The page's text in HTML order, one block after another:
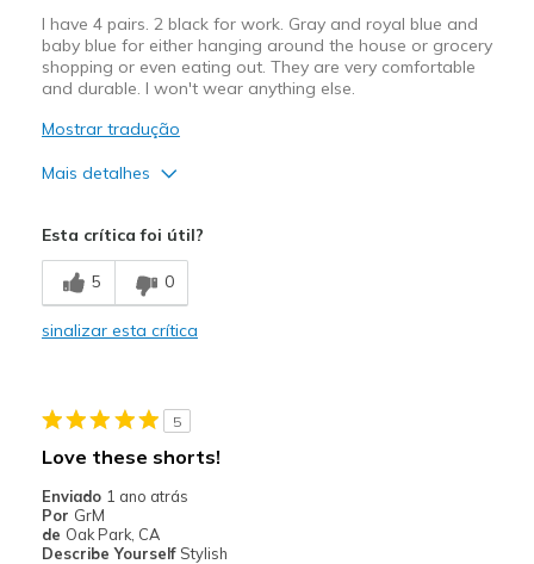
I have 4 pairs. 2 black for work. Gray and royal blue and
baby blue for either hanging around the house or grocery
shopping or even eating out. They are very comfortable
and durable. I won't wear anything else.
Mostrar tradução
Mais detalhes
Breathe Well
Comfortable
Stylish
Melhores utilizações
Casual Wear
Esta crítica foi útil?
5 0
sinalizar esta crítica
5
Love these shorts!
Enviado 1 ano atrás
Por GrM
de Oak Park, CA
Describe Yourself Stylish